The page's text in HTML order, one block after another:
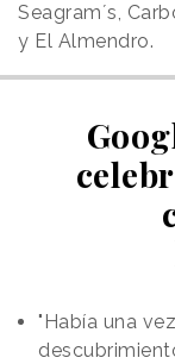
Seagram´s,
y El Almendro.
"Había una